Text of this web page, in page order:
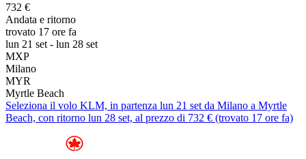
732 €
Andata e ritorno
trovato 17 ore fa
lun 21 set - lun 28 set
MXP
Milano
MYR
Myrtle Beach
Seleziona il volo KLM, in partenza lun 21 set da Milano a Myrtle
Beach, con ritorno lun 28 set, al prezzo di 732 € (trovato 17 ore fa)